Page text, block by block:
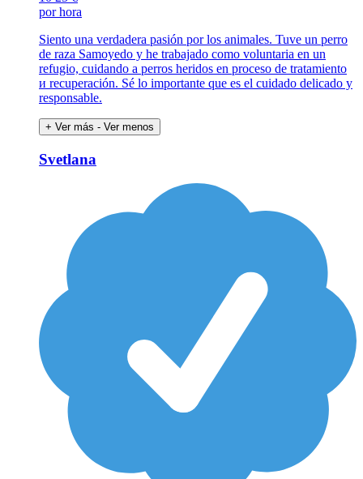
por hora
Siento una verdadera pasión por los animales. Tuve un perro
de raza Samoyedo y he trabajado como voluntaria en un
refugio, cuidando a perros heridos en proceso de tratamiento
и recuperación. Sé lo importante que es el cuidado delicado y
responsable.
+ Ver más - Ver menos
Svetlana